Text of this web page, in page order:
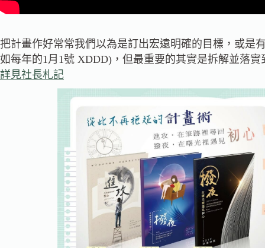
把計畫作好常常我們以為是訂出宏遠明確的目標，或是
如每年的1月1號 XDDD)，但最重要的其實是拆解並落
詳見社長札記